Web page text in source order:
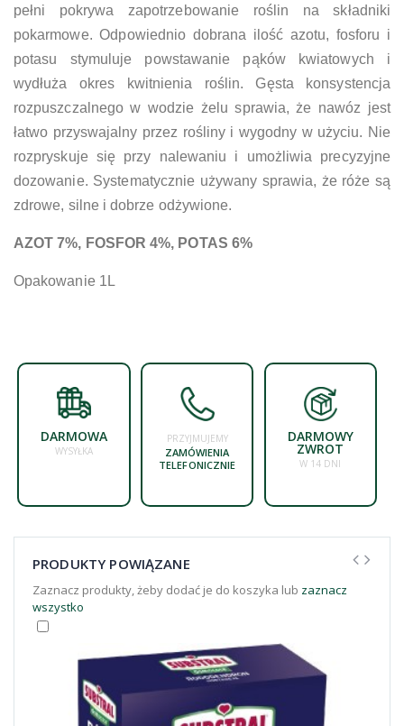
pełni pokrywa zapotrzebowanie roślin na składniki
pokarmowe. Odpowiednio dobrana ilość azotu, fosforu i
potasu stymuluje powstawanie pąków kwiatowych i
wydłuża okres kwitnienia roślin. Gęsta konsystencja
rozpuszczalnego w wodzie żelu sprawia, że nawóz jest
łatwo przyswajalny przez rośliny i wygodny w użyciu. Nie
rozpryskuje się przy nalewaniu i umożliwia precyzyjne
dozowanie. Systematycznie używany sprawia, że róże są
zdrowe, silne i dobrze odżywione.
AZOT 7%, FOSFOR 4%, POTAS 6%
Opakowanie 1L
DARMOWA
WYSYŁKA
PRZYJMUJEMY
ZAMÓWIENIA
TELEFONICZNIE
DARMOWY
ZWROT
W 14 DNI
PRODUKTY POWIĄZANE
Zaznacz produkty, żeby dodać je do koszyka lub zaznacz
wszystko